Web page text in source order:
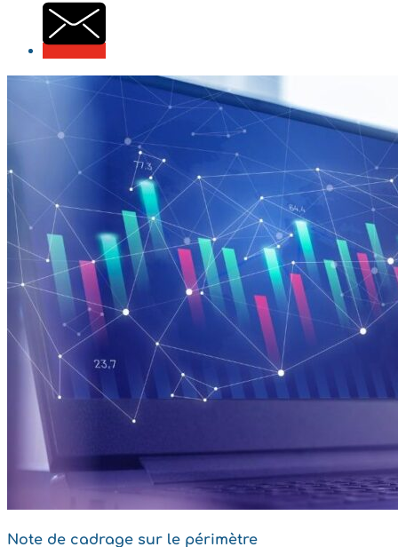
Note de cadrage sur le périmètre